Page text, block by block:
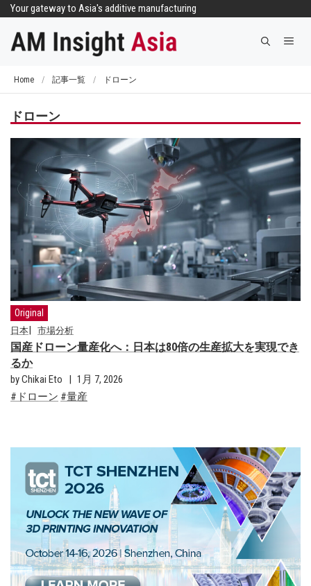
へ
Your gateway to Asia's additive manufacturing
メ
Home / 記事一覧 / ドローン
ドローン
Original
日本 市場分析
国産ドローン量産化へ：日本は80倍の生産拡大を実現でき
るか
by Chikai Eto
1月 7, 2026
ドローン
量産